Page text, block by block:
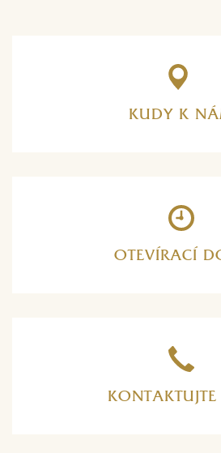
KUDY K
OTEVÍRACÍ